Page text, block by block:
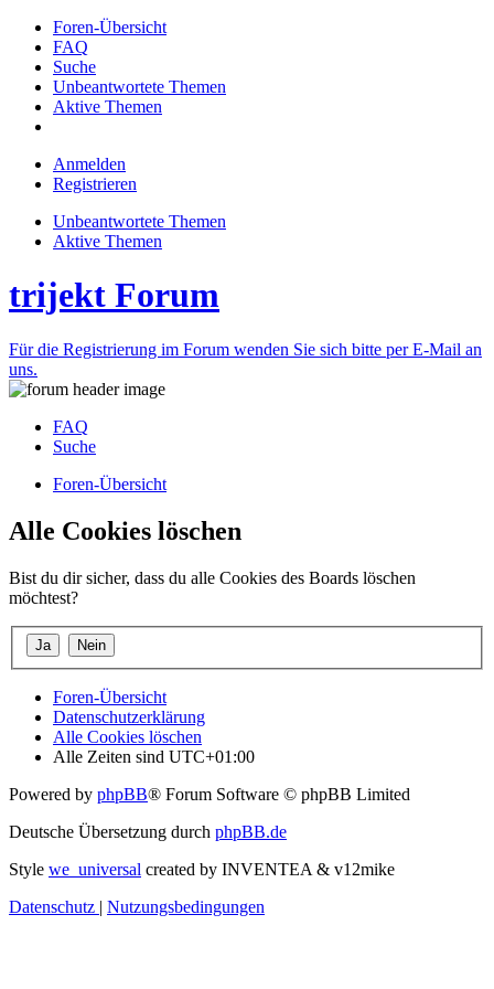
Foren-Übersicht
FAQ
Suche
Unbeantwortete Themen
Aktive Themen
Anmelden
Registrieren
Unbeantwortete Themen
Aktive Themen
trijekt Forum
Für die Registrierung im Forum wenden Sie sich bitte per E-Mail an
uns.
FAQ
Suche
Foren-Übersicht
Alle Cookies löschen
Bist du dir sicher, dass du alle Cookies des Boards löschen
möchtest?
Foren-Übersicht
Datenschutzerklärung
Alle Cookies löschen
Alle Zeiten sind UTC+01:00
Powered by phpBB® Forum Software © phpBB Limited
Deutsche Übersetzung durch phpBB.de
Style we_universal created by INVENTEA & v12mike
Datenschutz | Nutzungsbedingungen